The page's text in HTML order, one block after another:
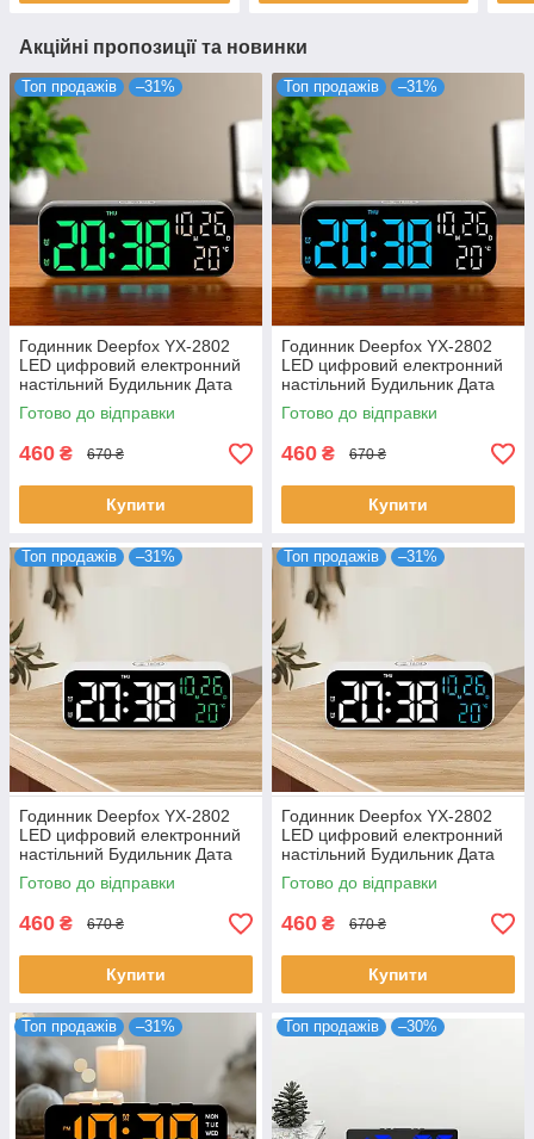
Акційні пропозиції та новинки
Топ продажів –31%
Годинник Deepfox YX-2802
LED цифровий електронний
настільний Будильник Дата
Температура 17,5х6,8см
зелений/чорний
Готово до відправки
460 ₴ 670 ₴
Купити
Топ продажів –31%
Годинник Deepfox YX-2802
LED цифровий електронний
настільний Будильник Дата
Температура 17,5х6,8см
синій/чорний
Готово до відправки
460 ₴ 670 ₴
Купити
Топ продажів –31%
Годинник Deepfox YX-2802
LED цифровий електронний
настільний Будильник Дата
Температура 17,5х6,8см
зелений/білий
Готово до відправки
460 ₴ 670 ₴
Купити
Топ продажів –31%
Годинник Deepfox YX-2802
LED цифровий електронний
настільний Будильник Дата
Температура 17,5х6,8см
синій/білий
Готово до відправки
460 ₴ 670 ₴
Купити
Топ продажів –31% Топ продажів –30%